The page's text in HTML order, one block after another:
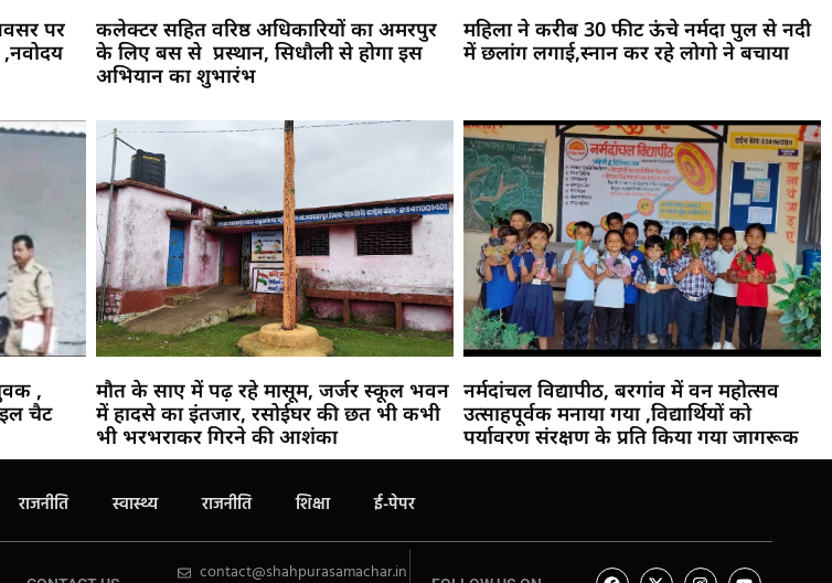
पर
,नवोदय
कलेक्टर सहित वरिष्ठ अधिकारियों का अमरपुर
के लिए बस से प्रस्थान, सिधौली से होगा इस
अभियान का शुभारंभ
महिला ने करीब 30 फीट ऊंचे नर्मदा पुल से नदी
में छलांग लगाई,स्नान कर रहे लोगो ने बचाया
,
चैट
मौत के साए में पढ़ रहे मासूम, जर्जर स्कूल भवन
में हादसे का इंतजार, रसोईघर की छत भी कभी
भी भरभराकर गिरने की आशंका
नर्मदांचल विद्यापीठ, बरगांव में वन महोत्सव
उत्साहपूर्वक मनाया गया ,विद्यार्थियों को
पर्यावरण संरक्षण के प्रति किया गया जागरूक
राजनीति स्वास्थ्य राजनीति शिक्षा ई-पेपर
contact@shahpurasamachar.in